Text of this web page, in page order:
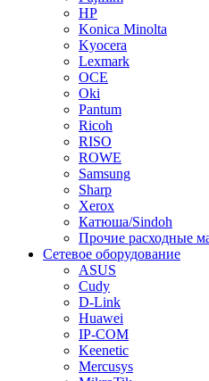
HP
Konica Minolta
Kyocera
Lexmark
OCE
Oki
Pantum
Ricoh
RISO
ROWE
Samsung
Sharp
Xerox
Катюша/Sindoh
Прочие расходные
Сетевое оборудование
ASUS
Cudy
D-Link
Huawei
IP-COM
Keenetic
Mercusys